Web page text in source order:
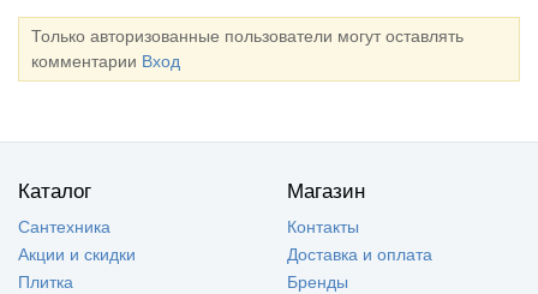
Только авторизованные пользователи могут оставлять
комментарии Вход
Каталог
Сантехника
Акции и скидки
Плитка
Магазин
Контакты
Доставка и оплата
Бренды